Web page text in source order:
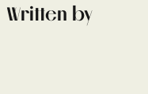
Written by